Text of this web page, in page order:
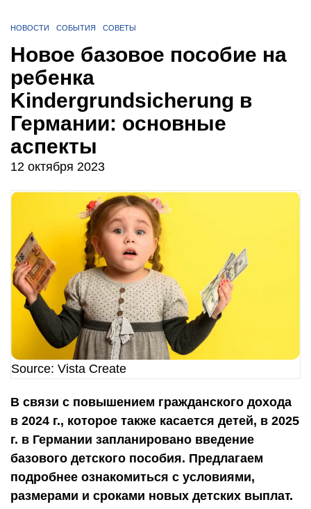
НОВОСТИ СОБЫТИЯ СОВЕТЫ
Новое базовое пособие на
ребенка
Kindergrundsicherung в
Германии: основные
аспекты
12 октября 2023
Source: Vista Create
В связи с повышением гражданского дохода
в 2024 г., которое также касается детей, в 2025
г. в Германии запланировано введение
базового детского пособия. Предлагаем
подробнее ознакомиться с условиями,
размерами и сроками новых детских выплат.